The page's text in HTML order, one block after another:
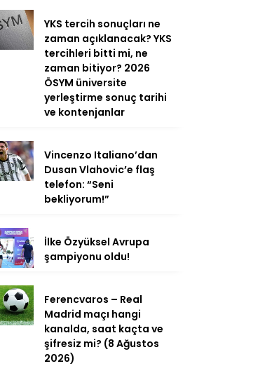
YKS tercih sonuçları ne
zaman açıklanacak? YKS
tercihleri bitti mi, ne
zaman bitiyor? 2026
ÖSYM üniversite
yerleştirme sonuç tarihi
ve kontenjanlar
Vincenzo Italiano’dan
Dusan Vlahovic’e flaş
telefon: “Seni
bekliyorum!”
İlke Özyüksel Avrupa
şampiyonu oldu!
Ferencvaros – Real
Madrid maçı hangi
kanalda, saat kaçta ve
şifresiz mi? (8 Ağustos
2026)